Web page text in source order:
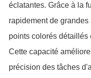
éclatantes. Grâce à la
rapidement de
points colorés détaillés
Cette capacité
précision des tâches